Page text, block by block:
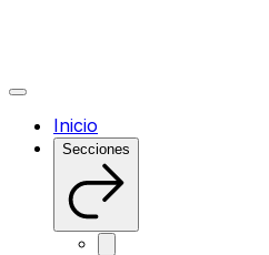
Inicio
Secciones